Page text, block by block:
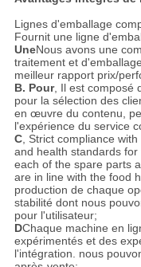
Lignes d'emballage
Fournit une ligne
UneNous avons une
traitement et
meilleur rapport prix/
B. Pour, Il est composé
pour la sélection des
en œuvre du contenu,
l'expérience du service
C, Strict compliance
and health standards
each of the spare parts
are in line with the food
production de chaque
stabilité dont nous
pour l'utilisateur;
DChaque machine en
expérimentés et des
l'intégration. nous